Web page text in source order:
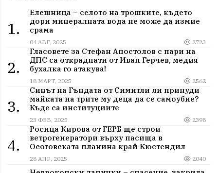
1.
Елешница – селото на трошките, където
дори минералната вода не може да измие
срама
04 АВГ, 2025 2723
2.
Гласовете за Стефан Апостолов с пари на
ДПС са откраднати от Иван Герчев, медия
бухалка го атакува!
18 МАРТ, 2025 2562
3.
Синът на Гъндата от Симитли ли принуди
майката на трите му деца да се самоубие?
Къде са институциите
23 ФЕВ, 2025 2398
4.
Росица Кирова от ГЕРБ ще строи
ветрогенератори върху пасища в
Осоговската планина край Кюстендил
28 АПР, 2025 2040